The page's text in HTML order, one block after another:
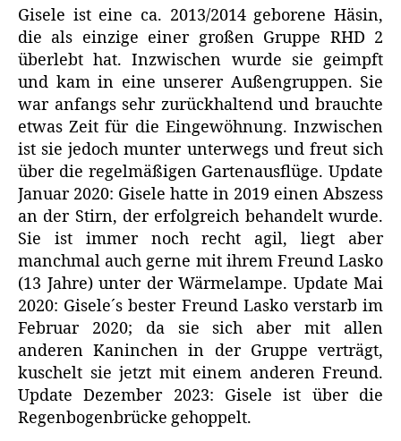
Gisele ist eine ca. 2013/2014 geborene Häsin,
die als einzige einer großen Gruppe RHD 2
überlebt hat. Inzwischen wurde sie geimpft
und kam in eine unserer Außengruppen. Sie
war anfangs sehr zurückhaltend und brauchte
etwas Zeit für die Eingewöhnung. Inzwischen
ist sie jedoch munter unterwegs und freut sich
über die regelmäßigen Gartenausflüge. Update
Januar 2020: Gisele hatte in 2019 einen Abszess
an der Stirn, der erfolgreich behandelt wurde.
Sie ist immer noch recht agil, liegt aber
manchmal auch gerne mit ihrem Freund Lasko
(13 Jahre) unter der Wärmelampe. Update Mai
2020: Gisele´s bester Freund Lasko verstarb im
Februar 2020; da sie sich aber mit allen
anderen Kaninchen in der Gruppe verträgt,
kuschelt sie jetzt mit einem anderen Freund.
Update Dezember 2023: Gisele ist über die
Regenbogenbrücke gehoppelt.